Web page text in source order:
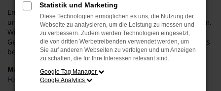
Entdecken Sie die große Auswahl und profitieren Sie von
unserer persönlichen Beratung im Ford Autohaus in Pulheim.
Wir begleiten Sie auf dem Weg zu Ihrem neuen
Gebrauchtwagen und sorgen dafür, dass Sie in Pulheim stets
bestens unterwegs sind.
Marken
Ford
Statistik und Marketing
Diese Technologien ermöglichen es uns, die Nutzung der
Webseite zu analysieren, um die Leistung zu messen und
zu verbessern. Zudem werden Technologien eingesetzt,
die von dritten Werbetreibenden verwendet werden, um
Sie auf anderen Webseiten zu verfolgen und um Anzeigen
zu schalten, die für Ihre Interessen relevant sind.
Google Tag Manager
Google Analytics